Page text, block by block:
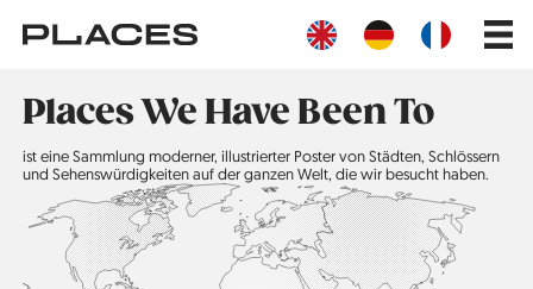
zum
Inhalt
Main
Places We Have Been To
ist eine Sammlung moderner, illustrierter Poster von Städten, Schlössern
und Sehenswürdigkeiten auf der ganzen Welt, die wir besucht haben.